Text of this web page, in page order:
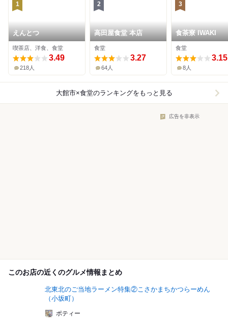
1
えんとつ
喫茶店、洋食、食堂
3.49
218人
2
高田屋食堂 本店
食堂
3.27
64人
3
食茶寮 IWAKI
食堂
3.15
8人
大館市×食堂のランキングをもっと見る
広告を非表示
このお店の近くのグルメ情報まとめ
北東北のご当地ラーメン特集②こさかまちかつらーめん
（小坂町）
ポティー